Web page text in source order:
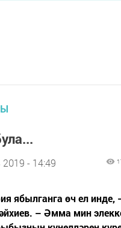
- 14:49
ябылганга өч ел инде,
– Әмма мин